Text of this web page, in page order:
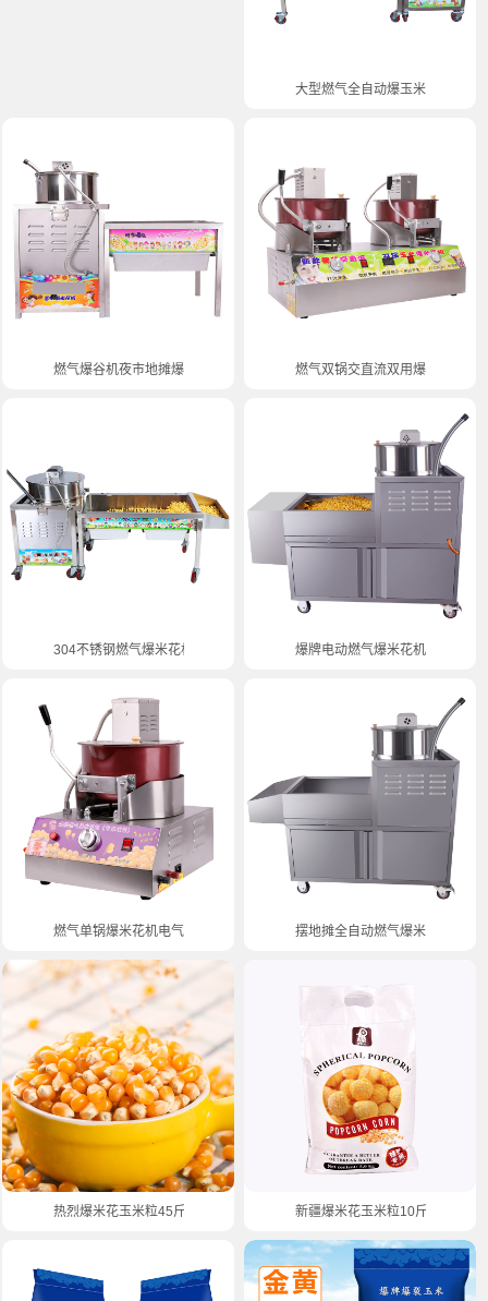
大型燃气全自动爆玉米花机大容
燃气双锅交直流双用爆米花机
燃气爆谷机夜市地摊爆米花机
304不锈钢燃气爆米花机批发 爆牌电动燃气爆米花机集市商用
燃气单锅爆米花机电气两用 摆地摊全自动燃气爆米花机器
新疆爆米花玉米粒10斤球形散装
热烈爆米花玉米粒45斤球形